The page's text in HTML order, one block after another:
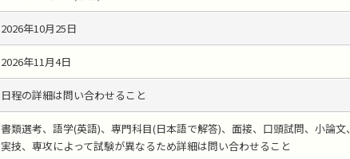
2026年10月25日
2026年11月4日
日程の詳細は問い合わせること
書類選考、語学(英語)、専門科目(日本語で解答)、面接、口頭試問、小論文、
実技、専攻によって試験が異なるため詳細は問い合わせること